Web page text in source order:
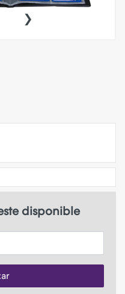
›
disponible